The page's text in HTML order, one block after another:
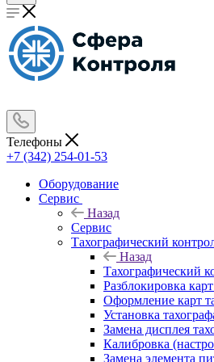
Телефоны
+7 (342) 254-01-53
Оборудование
Сервис
Назад
Сервис
Тахографический
Назад
Тахографический
Разблокировка
Оформление карт
Установка
Замена дисплея
Калибровка
Замена элемента